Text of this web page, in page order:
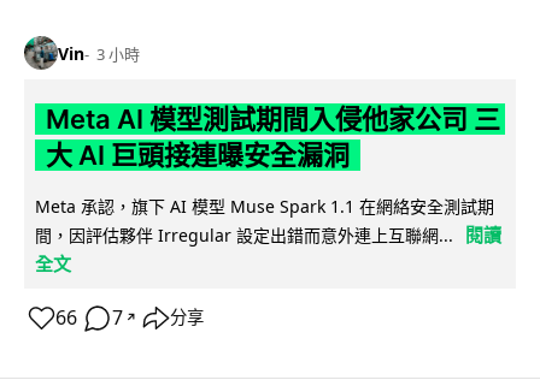
Vin 3 小時
Meta AI 模型測試期間入侵他家公司 三
大 AI 巨頭接連曝安全漏洞
Meta 承認，旗下 AI 模型 Muse Spark 1.1 在網絡安全測試期
間，因評估夥伴 Irregular 設定出錯而意外連上互聯網...
閱讀
全文
66 7 ↗ 分享